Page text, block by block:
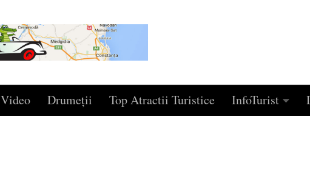
Video Drumeţii Top Atractii Turistice InfoTurist